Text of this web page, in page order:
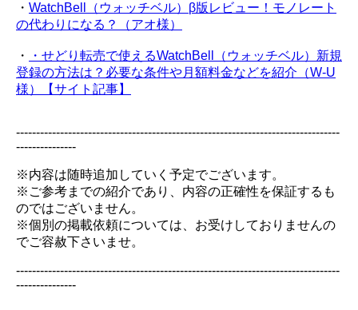
・ WatchBell（ウォッチベル）β版レビュー！モノレート
の代わりになる？（アオ様）
・
・せどり転売で使えるWatchBell（ウォッチベル）新規
登録の方法は？必要な条件や月額料金などを紹介（W-U
様）【サイト記事】
---------------------------------------------------------------------------------
---------------
※内容は随時追加していく予定でございます。
※ご参考までの紹介であり、内容の正確性を保証するも
のではございません。
※個別の掲載依頼については、お受けしておりませんの
でご容赦下さいませ。
---------------------------------------------------------------------------------
---------------